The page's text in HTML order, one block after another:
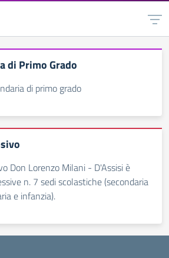
di Primo Grado
di primo grado
Don Lorenzo Milani - D'Assisi è
n. 7 sedi scolastiche (secondaria
e infanzia).